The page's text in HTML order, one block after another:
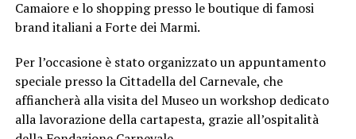
Camaiore e lo shopping presso le boutique di famosi
brand italiani a Forte dei Marmi.
Per l’occasione è stato organizzato un appuntamento
speciale presso la Cittadella del Carnevale, che
affiancherà alla visita del Museo un workshop dedicato
alla lavorazione della cartapesta, grazie all’ospitalità